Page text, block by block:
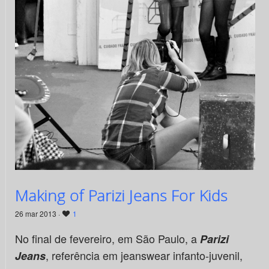
Making of Parizi Jeans For Kids
26 mar 2013 · 1
No final de fevereiro, em São Paulo, aParizi
Jeans, referência em jeanswear infanto-juvenil,